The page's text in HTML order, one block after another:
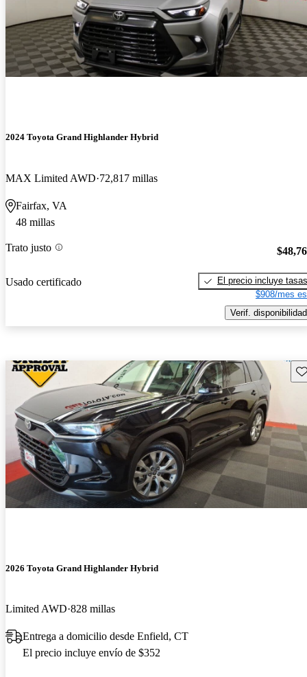
2024 Toyota Grand Highlander Hybrid
MAX Limited AWD 72,817 millas
Fairfax, VA
48 millas
Trato justo
Usado certificado
El precio incluye tasas
$908/mes
Verif. disponibilidad
2026 Toyota Grand Highlander Hybrid
Limited AWD 828 millas
Entrega a domicilio desde Enfield, CT
El precio incluye envío de $352